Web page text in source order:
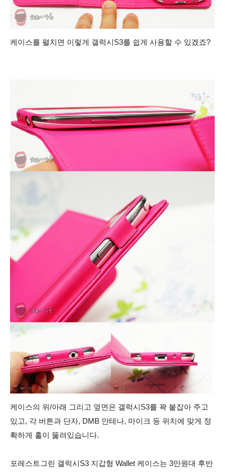
케이스를 펼치면 이렇게 갤럭시S3를 쉽게 사용할 수 있겠죠?
케이스의 위/아래 그리고 옆면은 갤럭시S3를 꽉 붙잡아 주고
있고, 각 버튼과 단자, DMB 안테나, 마이크 등 위치에 맞게 정
확하게 홀이 뚫려있습니다.
포레스트그린 갤럭시S3 지갑형 Wallet 케이스는 3만원대 후반